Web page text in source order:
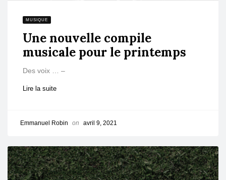
MUSIQUE
Une nouvelle compile
musicale pour le printemps
Des voix … –
Lire la suite
Emmanuel Robin on avril 9, 2021